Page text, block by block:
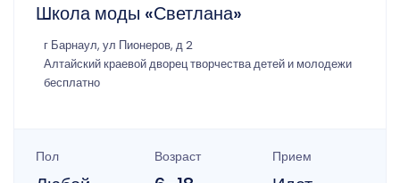
Школа моды «Светлана»
г Барнаул, ул Пионеров, д 2
Алтайский краевой дворец творчества детей и молодежи
бесплатно
Пол Возраст Прием